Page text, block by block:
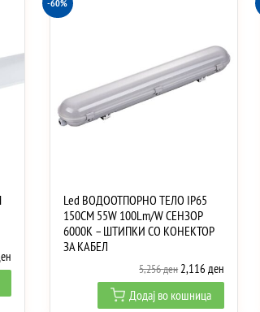
Current
price
-60%
Led ВОДООТПОРНО ТЕЛО IP65
150CM 55W 100Lm/W СЕНЗОР
6000K – ШТИПКИ СО КОНЕКТОР
ЗА КАБЕЛ
5,256ден Original
price
was:
2,116 ден
price
Додај во кошница